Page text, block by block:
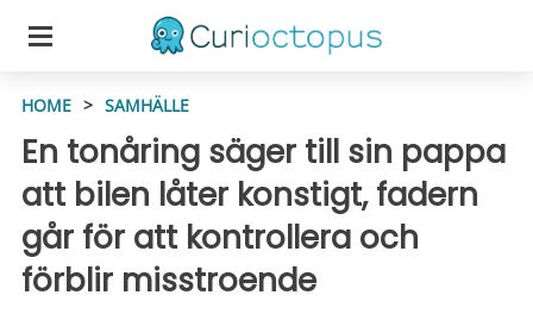
HOME > SAMHÄLLE
En tonåring säger till sin pappa
att bilen låter konstigt, fadern
går för att kontrollera och
förblir misstroende